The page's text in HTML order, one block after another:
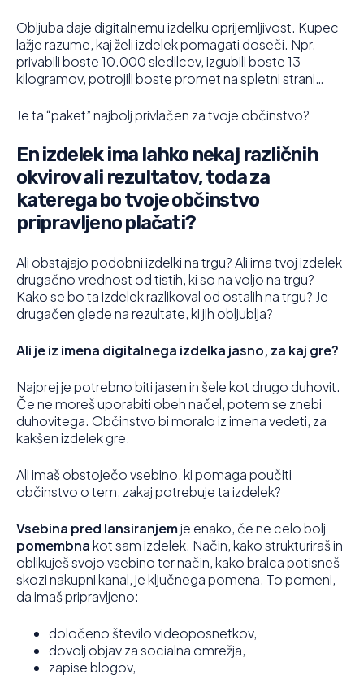
Obljuba daje digitalnemu izdelku oprijemljivost. Kupec
lažje razume, kaj želi izdelek pomagati doseči. Npr.
privabili boste 10.000 sledilcev, izgubili boste 13
kilogramov, potrojili boste promet na spletni strani…
Je ta “paket” najbolj privlačen za tvoje občinstvo?
En izdelek ima lahko nekaj različnih
okvirov ali rezultatov, toda za
katerega bo tvoje občinstvo
pripravljeno plačati?
Ali obstajajo podobni izdelki na trgu? Ali ima tvoj izdelek
drugačno vrednost od tistih, ki so na voljo na trgu?
Kako se bo ta izdelek razlikoval od ostalih na trgu? Je
drugačen glede na rezultate, ki jih obljublja?
Ali je iz imena digitalnega izdelka jasno, za kaj gre?
Najprej je potrebno biti jasen in šele kot drugo duhovit.
Če ne moreš uporabiti obeh načel, potem se znebi
duhovitega. Občinstvo bi moralo iz imena vedeti, za
kakšen izdelek gre.
Ali imaš obstoječo vsebino, ki pomaga poučiti
občinstvo o tem, zakaj potrebuje ta izdelek?
Vsebina pred lansiranjemje enako, če ne celo bolj
pomembnakot sam izdelek. Način, kako strukturiraš in
oblikuješ svojo vsebino ter način, kako bralca potisneš
skozi nakupni kanal, je ključnega pomena. To pomeni,
da imaš pripravljeno:
določeno število videoposnetkov,
dovolj objav za socialna omrežja,
zapise blogov,